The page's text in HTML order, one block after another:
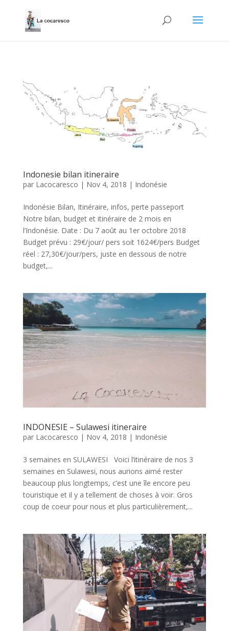
Indonesie bilan itineraire
par Lacocaresco | Nov 4, 2018 | Indonésie
Indonésie Bilan, Itinéraire, infos, perte passeport
Notre bilan, budget et itinéraire de 2 mois en
l’Indonésie. Date : Du 7 août au 1er octobre 2018
Budget prévu : 29€/jour/ pers soit 1624€/pers Budget
réel : 27,30€/jour/pers, juste en dessous de notre
budget,...
INDONESIE – Sulawesi itineraire
par Lacocaresco | Nov 4, 2018 | Indonésie
3 semaines en SULAWESI Voici l’itinéraire de nos 3
semaines en Sulawesi, nous aurions aimé rester
beaucoup plus longtemps, c’est une île encore peu
touristique et il y a tellement de choses à voir. Gros
coup de coeur pour nous et plus particulièrement,...